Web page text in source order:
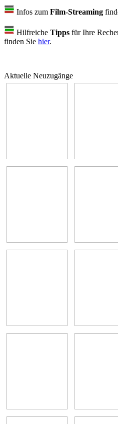
Infos zum Film-Streaming
Hilfreiche Tipps für Ihre
finden Sie hier.
Aktuelle Neuzugänge